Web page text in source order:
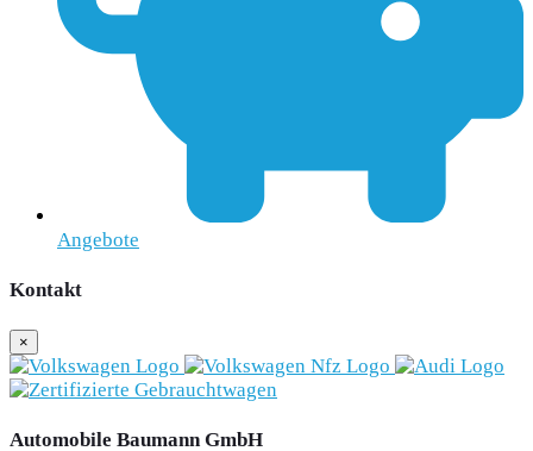
Angebote
Kontakt
×
Automobile Baumann GmbH